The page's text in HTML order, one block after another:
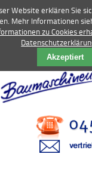
Website erklären Sie
Mehr Informationen
zu Cookies
Akzeptiert